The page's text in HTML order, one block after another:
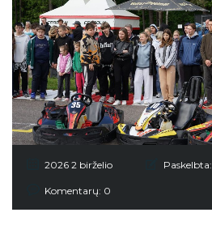
2026 2 birželio Paskelbta:
Komentarų: 0